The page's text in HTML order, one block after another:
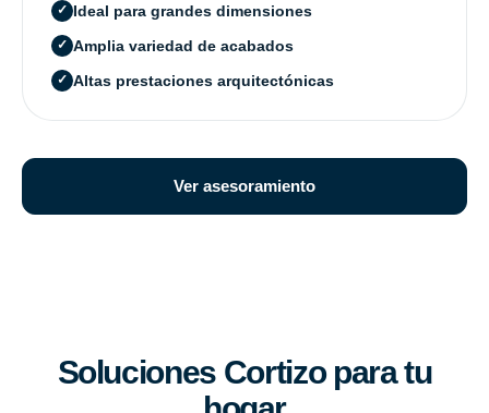
Ideal para grandes dimensiones
Amplia variedad de acabados
Altas prestaciones arquitectónicas
Ver asesoramiento
Soluciones Cortizo para tu